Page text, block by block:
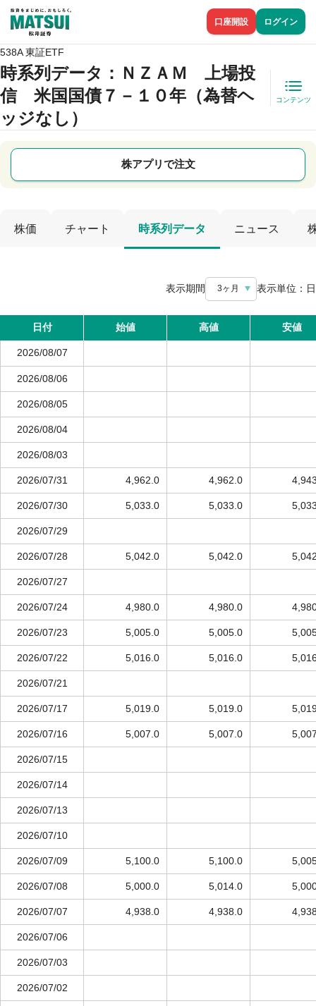
口座開設 ログイン
538A 東証ETF
時系列データ ：ＮＺＡＭ 上場投
信 米国国債７－１０年（為替ヘ
ッジなし）
コンテンツ
株アプリで注文
株価 チャート 時系列データ ニュース
表示期間 3ヶ月 表示単位： 日
日付 始値 高値 安値
2026/08/07
2026/08/06
2026/08/05
2026/08/04
2026/08/03
2026/07/31 4,962.0 4,962.0
2026/07/30 5,033.0 5,033.0
2026/07/29
2026/07/28 5,042.0 5,042.0
2026/07/27
2026/07/24 4,980.0 4,980.0
2026/07/23 5,005.0 5,005.0
2026/07/22 5,016.0 5,016.0
2026/07/21
2026/07/17 5,019.0 5,019.0
2026/07/16 5,007.0 5,007.0
2026/07/15
2026/07/14
2026/07/13
2026/07/10
2026/07/09 5,100.0 5,100.0
2026/07/08 5,000.0 5,014.0
2026/07/07 4,938.0 4,938.0
2026/07/06
2026/07/03
2026/07/02